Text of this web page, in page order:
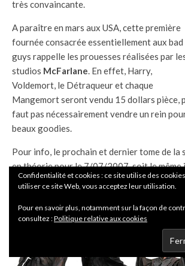
très convaincante.
A paraître en mars aux USA, cette première
fournée consacrée essentiellement aux bad
guys rappelle les prouesses réalisées par
studios McFarlane. En effet, Harry,
Voldemort, le Détraqueur et chaque
Mangemort seront vendu 15 dollars pièce,
faut pas nécessairement vendre un rein
beaux goodies.
Pour info, le prochain et dernier tome de la
en théorie pour le 7/07/2007, soit le même
lancement des7, l’évènement éditorial de
Confidentialité et cookies : ce site utilise des
utiliser ce site Web, vous acceptez leur utilisation.
Pour en savoir plus, notamment sur la façon de
consultez :Politique relative aux cookies